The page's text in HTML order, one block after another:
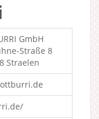
GmbH
Straße 8
Straelen